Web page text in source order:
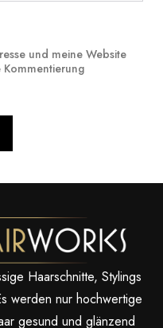
und meine Website
Kommentierung
Haarschnitte, Stylings
werden nur hochwertige
gesund und glänzend